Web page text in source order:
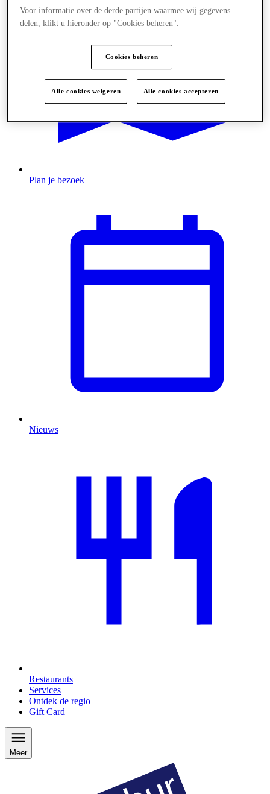
Plan je bezoek
Nieuws
Restaurants
Services
Ontdek de regio
Gift Card
Meer
Voor informatie over de derde partijen waarmee wij gegevens
delen, klikt u hieronder op "Cookies beheren".
Cookies beheren
Alle cookies weigeren Alle cookies accepteren